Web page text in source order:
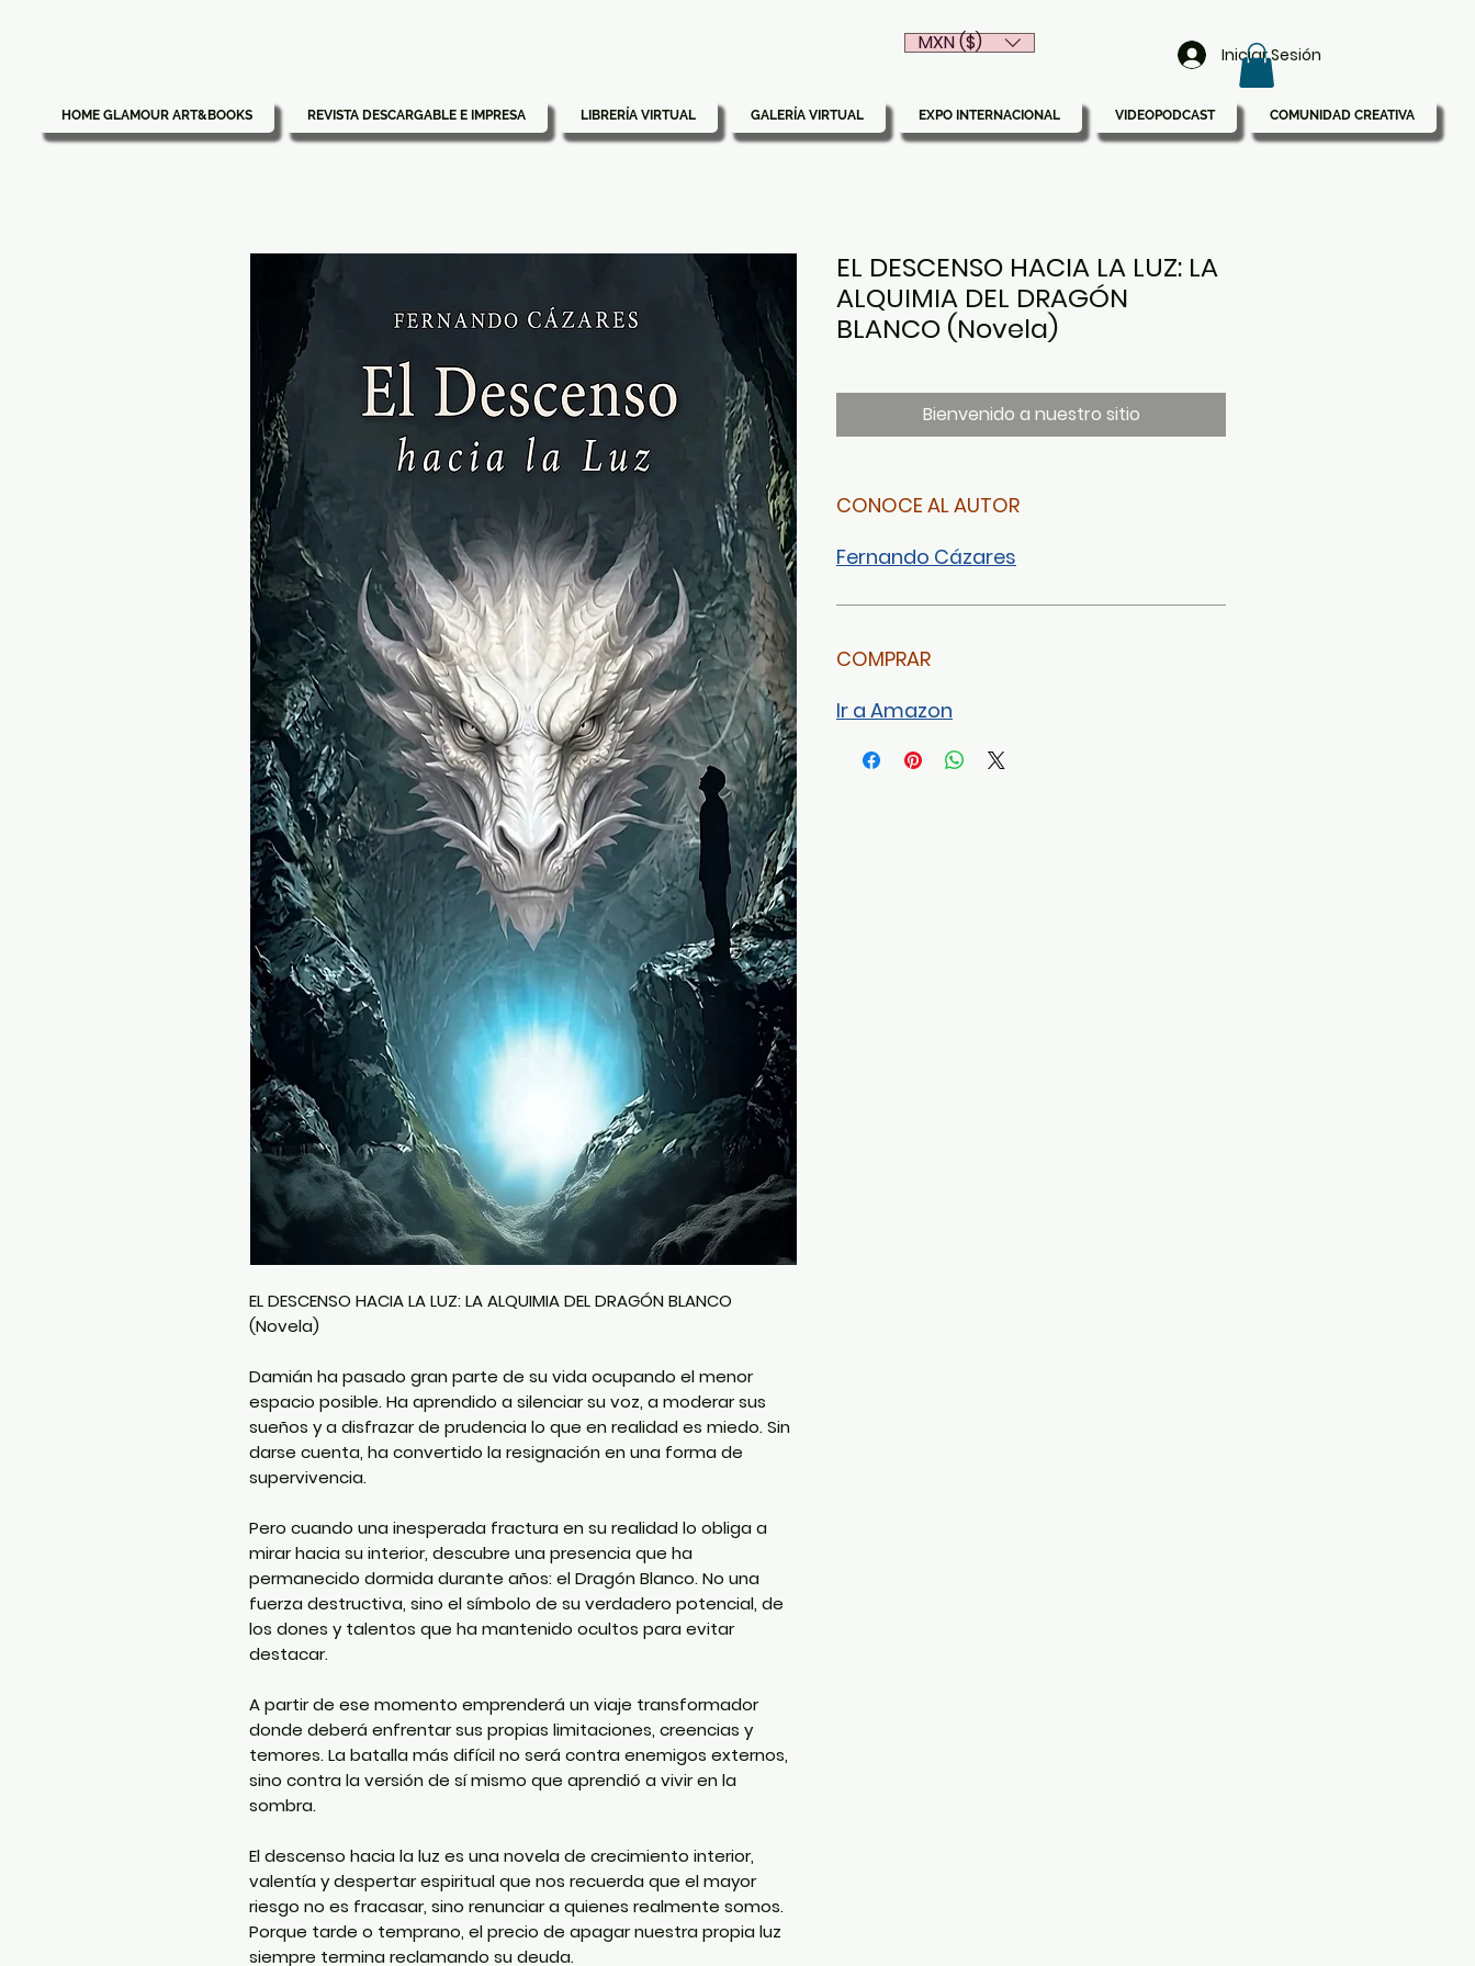
Iniciar Sesión
MXN ($)
HOME GLAMOUR ART&BOOKS REVISTA DESCARGABLE E IMPRESA LIBRERÍA VIRTUAL GALERÍA VIRTUAL EXPO INTERNACIONAL VIDEOPODCAST COMUNIDAD CREATIVA
EL DESCENSO HACIA LA LUZ: LA ALQUIMIA DEL DRAGÓN BLANCO
(Novela)
Damián ha pasado gran parte de su vida ocupando el menor
espacio posible. Ha aprendido a silenciar su voz, a moderar sus
sueños y a disfrazar de prudencia lo que en realidad es miedo. Sin
darse cuenta, ha convertido la resignación en una forma de
supervivencia.
Pero cuando una inesperada fractura en su realidad lo obliga a
mirar hacia su interior, descubre una presencia que ha
permanecido dormida durante años: el Dragón Blanco. No una
fuerza destructiva, sino el símbolo de su verdadero potencial, de
los dones y talentos que ha mantenido ocultos para evitar
destacar.
A partir de ese momento emprenderá un viaje transformador
donde deberá enfrentar sus propias limitaciones, creencias y
temores. La batalla más difícil no será contra enemigos externos,
sino contra la versión de sí mismo que aprendió a vivir en la
sombra.
El descenso hacia la luz es una novela de crecimiento interior,
valentía y despertar espiritual que nos recuerda que el mayor
riesgo no es fracasar, sino renunciar a quienes realmente somos.
Porque tarde o temprano, el precio de apagar nuestra propia luz
siempre termina reclamando su deuda.
EL DESCENSO HACIA LA LUZ: LA
ALQUIMIA DEL DRAGÓN
BLANCO (Novela)
Bienvenido a nuestro sitio
CONOCE AL AUTOR
Fernando Cázares
COMPRAR
Ir a Amazon